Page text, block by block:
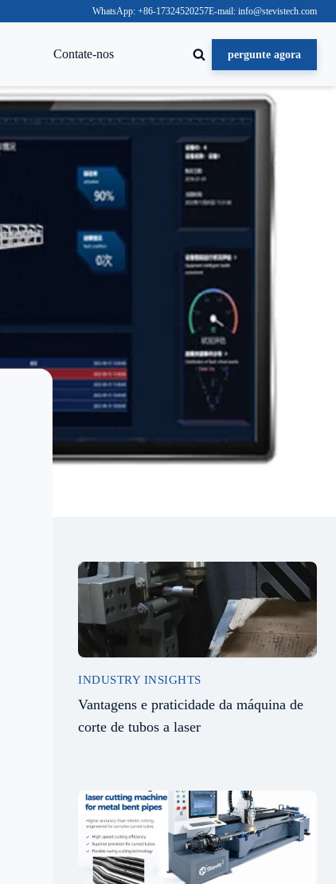
WhatsApp: +86-17324520257E-mail: info@stevistech.com
Contate-nos pergunte agora
INDUSTRY INSIGHTS
Vantagens e praticidade da máquina de
corte de tubos a laser